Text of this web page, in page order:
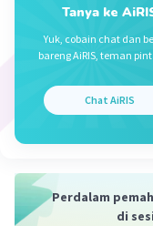
Jawaban
Jawaban
Pembahasan :
S = 20 cm
R = 30 cm
1/S' = 1/f - 1/
Tanya ke
Yuk, cobain chat dan
bareng AiRIS, teman
Chat AiRIS
Perdalam
di